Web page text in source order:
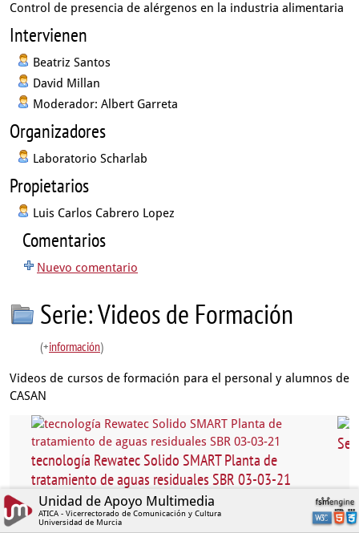
Control de presencia de alérgenos en la industria alimentaria
Intervienen
Beatriz Santos
David Millan
Moderador: Albert Garreta
Organizadores
Laboratorio Scharlab
Propietarios
Luis Carlos Cabrero Lopez
Comentarios
Nuevo comentario
Serie: Videos de Formación
(+información)
Videos de cursos de formación para el personal y alumnos de
CASAN
tecnología Rewatec Solido SMART Planta de
tratamiento de aguas residuales SBR 03-03-21
Unidad de Apoyo Multimedia
ATICA - Vicerrectorado de Comunicación y Cultura
Universidad de Murcia